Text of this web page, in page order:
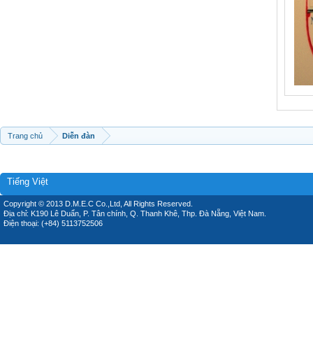
Trang chủ Diễn đàn
Tiếng Việt
Copyright © 2013 D.M.E.C Co.,Ltd, All Rights Reserved.
Địa chỉ: K190 Lê Duẩn, P. Tân chính, Q. Thanh Khê, Thp. Đà Nẵng, Việt Nam.
Điện thoại: (+84) 5113752506